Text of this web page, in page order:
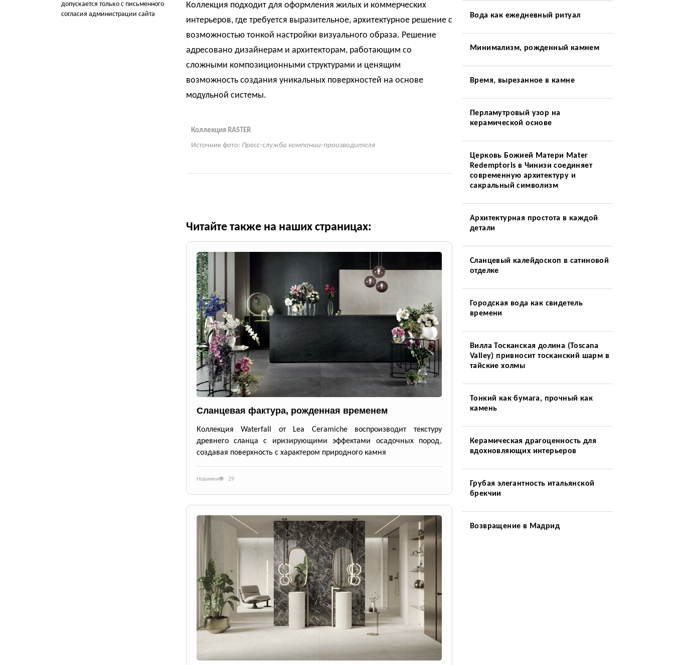
допускается только с письменного
согласия администрации сайта
Коллекция подходит для оформления жилых и коммерческих
интерьеров, где требуется выразительное, архитектурное решение с
возможностью тонкой настройки визуального образа. Решение
адресовано дизайнерам и архитекторам, работающим со
сложными композиционными структурами и ценящим
возможность создания уникальных поверхностей на основе
модульной системы.
Коллекция RASTER
Источник фото: Пресс-служба компании-производителя
Читайте также на наших страницах:
Сланцевая фактура, рожденная временем
Коллекция Waterfall от Lea Ceramiche воспроизводит текстуру
древнего сланца с иризирующими эффектами осадочных пород,
создавая поверхность с характером природного камня
Новинки 29
Вода как ежедневный ритуал
Минимализм, рожденный камнем
Время, вырезанное в камне
Перламутровый узор на
керамической основе
Церковь Божией Матери Mater
Redemptoris в Чинизи соединяет
современную архитектуру и
сакральный символизм
Архитектурная простота в каждой
детали
Сланцевый калейдоскоп в сатиновой
отделке
Городская вода как свидетель
времени
Вилла Тосканская долина (Toscana
Valley) привносит тосканский шарм в
тайские холмы
Тонкий как бумага, прочный как
камень
Керамическая драгоценность для
вдохновляющих интерьеров
Грубая элегантность итальянской
брекчии
Возвращение в Мадрид